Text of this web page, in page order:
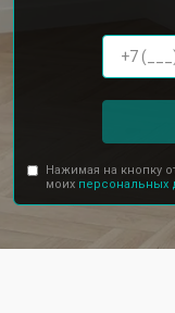
Нажимая на кнопку
моих персональных